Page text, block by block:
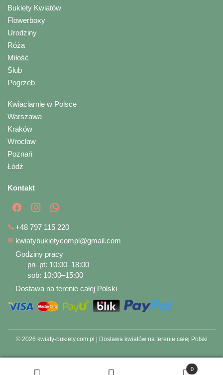
Bukiety Kwiatów
Flowerboxy
Urodziny
Róża
Miłość
Ślub
Pogrzeb
Kwiaciarnie w Polsce
Warszawa
Kraków
Wrocław
Poznań
Łódź
Kontakt
📞+48 797 115 220
✉ kwiatybukietycompl@gmail.com
Godziny pracy
pn–pt: 10:00–18:00
sob: 10:00–15:00
Dostawa na terenie całej Polski
0
© 2026 kwiaty-bukiety.com.pl | Dostawa kwiatów na terenie całej Polski